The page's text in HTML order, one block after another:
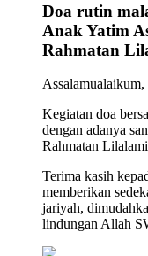
Doa rutin
Anak Yatim
Rahmatan
Assalamualaikum,
Kegiatan doa
dengan adanya
Rahmatan
Terima kasih
memberikan
jariyah,
lindungan Allah